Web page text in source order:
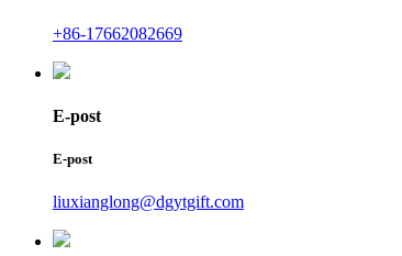
+86-17662082669
E-post
E-post
liuxianglong@dgytgift.com